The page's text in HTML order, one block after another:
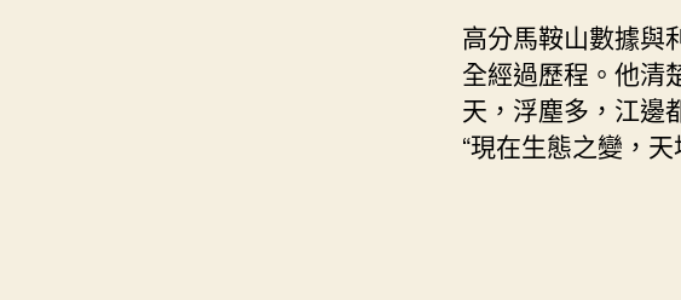
高分馬鞍山數據與
全經過歷程。他
天，浮塵多，江邊
“現在生態之變，